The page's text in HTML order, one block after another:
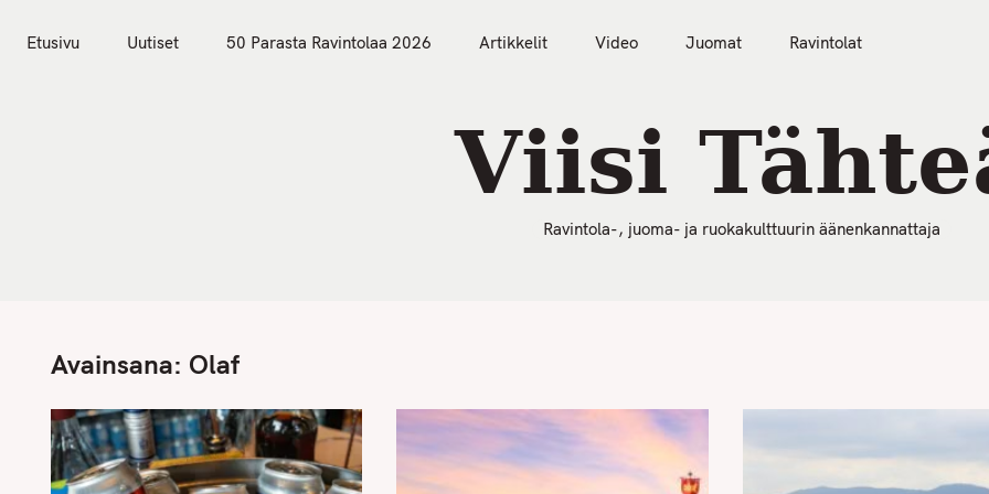
Etusivu Uutiset 50 Parasta Ravintolaa 2026 Artikkelit Video Juomat Ravintolat
Viisi
Ravintola-, juoma- ja ruokakulttuurin äänenkannattaja
Avainsana: Olaf